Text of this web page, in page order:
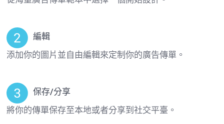
編輯
添加你的圖片並自由編輯來定制你的廣告傳單。
保存/分享
將你的傳單保存至本地或者分享到社交平臺。